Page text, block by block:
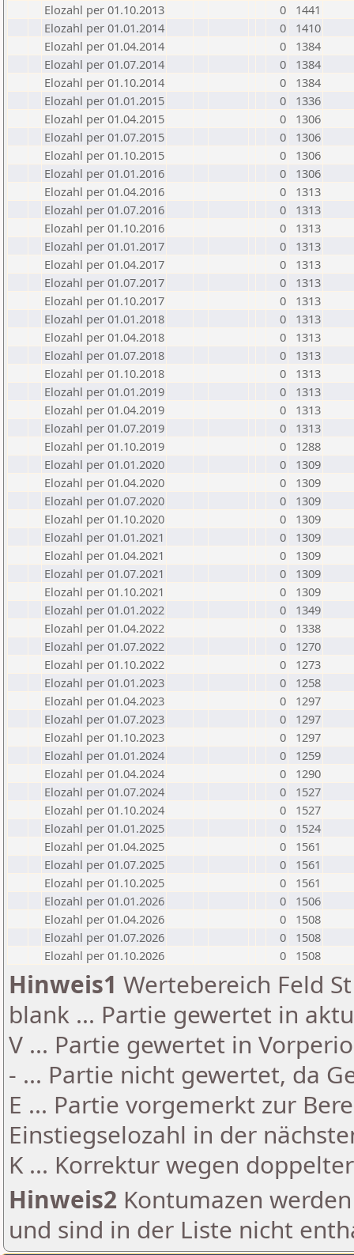
Elozahl per 01.10.2013
0
1441
Elozahl per 01.01.2014
0
1410
Elozahl per 01.04.2014
0
1384
Elozahl per 01.07.2014
0
1384
Elozahl per 01.10.2014
0
1384
Elozahl per 01.01.2015
0
1336
Elozahl per 01.04.2015
0
1306
Elozahl per 01.07.2015
0
1306
Elozahl per 01.10.2015
0
1306
Elozahl per 01.01.2016
0
1306
Elozahl per 01.04.2016
0
1313
Elozahl per 01.07.2016
0
1313
Elozahl per 01.10.2016
0
1313
Elozahl per 01.01.2017
0
1313
Elozahl per 01.04.2017
0
1313
Elozahl per 01.07.2017
0
1313
Elozahl per 01.10.2017
0
1313
Elozahl per 01.01.2018
0
1313
Elozahl per 01.04.2018
0
1313
Elozahl per 01.07.2018
0
1313
Elozahl per 01.10.2018
0
1313
Elozahl per 01.01.2019
0
1313
Elozahl per 01.04.2019
0
1313
Elozahl per 01.07.2019
0
1313
Elozahl per 01.10.2019
0
1288
Elozahl per 01.01.2020
0
1309
Elozahl per 01.04.2020
0
1309
Elozahl per 01.07.2020
0
1309
Elozahl per 01.10.2020
0
1309
Elozahl per 01.01.2021
0
1309
Elozahl per 01.04.2021
0
1309
Elozahl per 01.07.2021
0
1309
Elozahl per 01.10.2021
0
1309
Elozahl per 01.01.2022
0
1349
Elozahl per 01.04.2022
0
1338
Elozahl per 01.07.2022
0
1270
Elozahl per 01.10.2022
0
1273
Elozahl per 01.01.2023
0
1258
Elozahl per 01.04.2023
0
1297
Elozahl per 01.07.2023
0
1297
Elozahl per 01.10.2023
0
1297
Elozahl per 01.01.2024
0
1259
Elozahl per 01.04.2024
0
1290
Elozahl per 01.07.2024
0
1527
Elozahl per 01.10.2024
0
1527
Elozahl per 01.01.2025
0
1524
Elozahl per 01.04.2025
0
1561
Elozahl per 01.07.2025
0
1561
Elozahl per 01.10.2025
0
1561
Elozahl per 01.01.2026
0
1506
Elozahl per 01.04.2026
0
1508
Elozahl per 01.07.2026
0
1508
Elozahl per 01.10.2026
0 1508
Hinweis1 Wertebereich Feld
blank ... Partie gewertet in
V ... Partie gewertet in
- ... Partie nicht gewertet, da
E ... Partie vorgemerkt zur
Einstiegselozahl in der
K ... Korrektur wegen
Hinweis2 Kontumazen
und sind in der Liste nicht